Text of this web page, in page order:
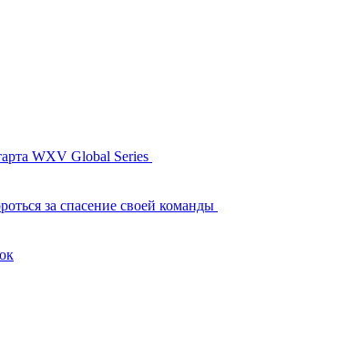
WXV Global Series
за спасение своей команды